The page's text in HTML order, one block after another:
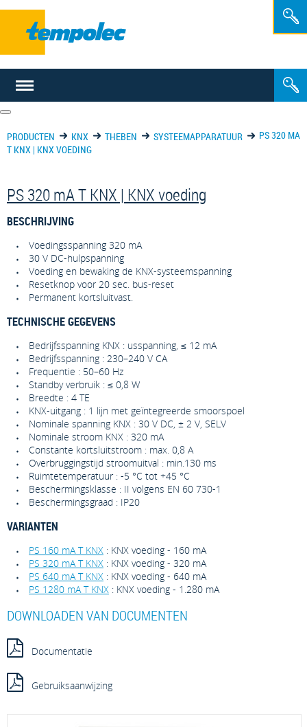
FR
NL
PRODUCTEN KNX THEBEN SYSTEEMAPPARATUUR
PS 320 MA
T KNX | KNX VOEDING
PS 320 mA T KNX | KNX voeding
BESCHRIJVING
Voedingsspanning 320 mA
30 V DC-hulpspanning
Voeding en bewaking de KNX-systeemspanning
Resetknop voor 20 sec. bus-reset
Permanent kortsluitvast.
TECHNISCHE GEGEVENS
Bedrijfsspanning KNX : usspanning, ≤ 12 mA
Bedrijfsspanning : 230–240 V CA
Frequentie : 50–60 Hz
Standby verbruik : ≤ 0,8 W
Breedte : 4 TE
KNX-uitgang : 1 lijn met geïntegreerde smoorspoel
Nominale spanning KNX : 30 V DC, ± 2 V, SELV
Nominale stroom KNX : 320 mA
Constante kortsluitstroom : max. 0,8 A
Overbruggingstijd stroomuitval : min.130 ms
Ruimtetemperatuur : -5 °C tot +45 °C
Beschermingsklasse : II volgens EN 60 730-1
Beschermingsgraad : IP20
VARIANTEN
PS 160 mA T KNX : KNX voeding - 160 mA
PS 320 mA T KNX : KNX voeding - 320 mA
PS 640 mA T KNX : KNX voeding - 640 mA
PS 1280 mA T KNX : KNX voeding - 1.280 mA
DOWNLOADEN VAN DOCUMENTEN
Documentatie
Gebruiksaanwijzing